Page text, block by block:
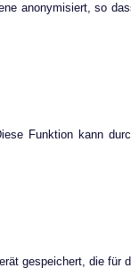
anonymisiert, so
Funktion kann
gespeichert, die für